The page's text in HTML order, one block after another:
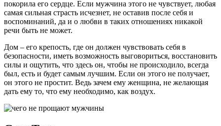
покорила его сердце. Если мужчина этого не чувствует, любая
самая сильная страсть исчезнет, не оставив после себя и
воспоминаний, да и о любви в таких отношениях никакой
речи быть не может.
Дом – его крепость, где он должен чувствовать себя в
безопасности, иметь возможность выговориться, восстановить
силы и ощутить, что здесь он, чтобы не происходило, всегда
был, есть и будет самым лучшим. Если он этого не получает,
он этого не простит. Ведь зачем ему женщина, не желающая
дать ему то, что ему необходимо, как воздух.